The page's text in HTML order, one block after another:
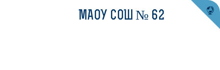
МАОУ СОШ № 62